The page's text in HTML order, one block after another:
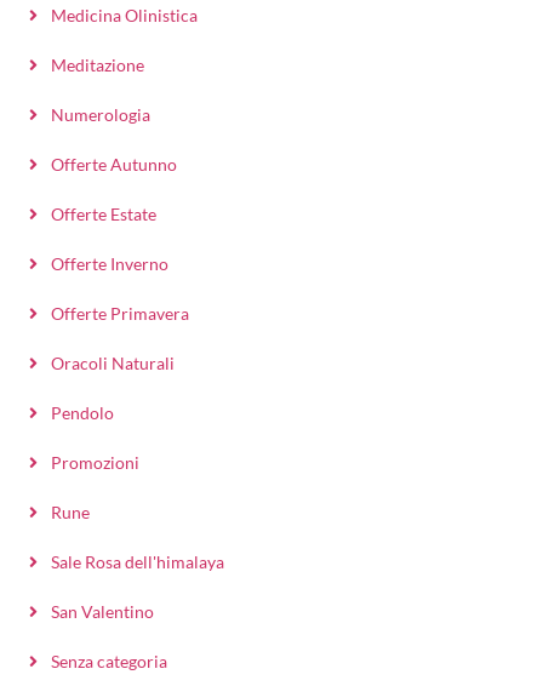
Medicina Olinistica
Meditazione
Numerologia
Offerte Autunno
Offerte Estate
Offerte Inverno
Offerte Primavera
Oracoli Naturali
Pendolo
Promozioni
Rune
Sale Rosa dell'himalaya
San Valentino
Senza categoria